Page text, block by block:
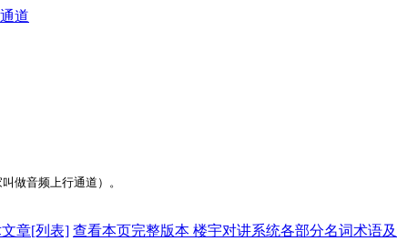
道
做音频上行通道）。
章[列表] 查看本页完整版本 楼宇对讲系统各部分名词术语